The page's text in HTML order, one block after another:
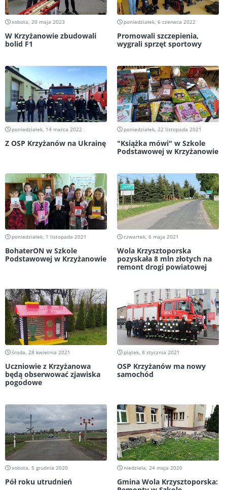
sobota, 20 maja 2023
W Krzyżanowie zbudowali
bolid F1
poniedziałek, 6 czerwca 2022
Promowali szczepienia,
wygrali sprzęt sportowy
poniedziałek, 14 marca 2022
Z OSP Krzyżanów na Ukrainę
poniedziałek, 22 listopada 2021
"Książka mówi" w Szkole
Podstawowej w Krzyżanowie
poniedziałek, 1 listopada 2021
BohaterON w Szkole
Podstawowej w Krzyżanowie
czwartek, 6 maja 2021
Wola Krzysztoporska
pozyskała 8 mln złotych na
remont drogi powiatowej
środa, 28 kwietnia 2021
Uczniowie z Krzyżanowa
będą obserwować zjawiska
pogodowe
piątek, 8 stycznia 2021
OSP Krzyżanów ma nowy
samochód
sobota, 5 grudnia 2020
Pół roku utrudnień
niedziela, 24 maja 2020
Gmina Wola Krzysztoporska: